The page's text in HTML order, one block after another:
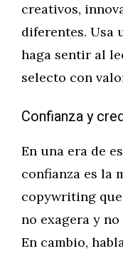
creativos,
diferentes. Usa
haga sentir al
selecto con
Confianza y
En una era de
confianza es la
copywriting
no exagera y
En cambio,